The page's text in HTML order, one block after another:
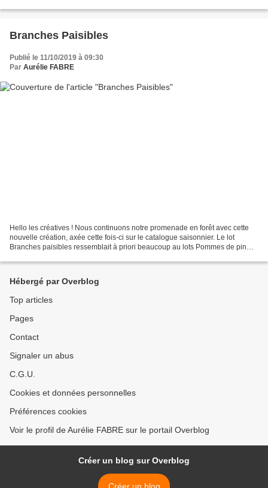
Branches Paisibles
Publié le 11/10/2019 à 09:30
Par Aurélie FABRE
Hello les créatives ! Nous continuons notre promenade en forêt avec cette
nouvelle création, axée cette fois-ci sur le catalogue saisonnier. Le lot
Branches paisibles ressemblait à priori beaucoup au lots Pommes de pin
Hébergé par Overblog
Top articles
Pages
Contact
Signaler un abus
C.G.U.
Cookies et données personnelles
Préférences cookies
Voir le profil de Aurélie FABRE sur le portail Overblog
Créer un blog sur Overblog